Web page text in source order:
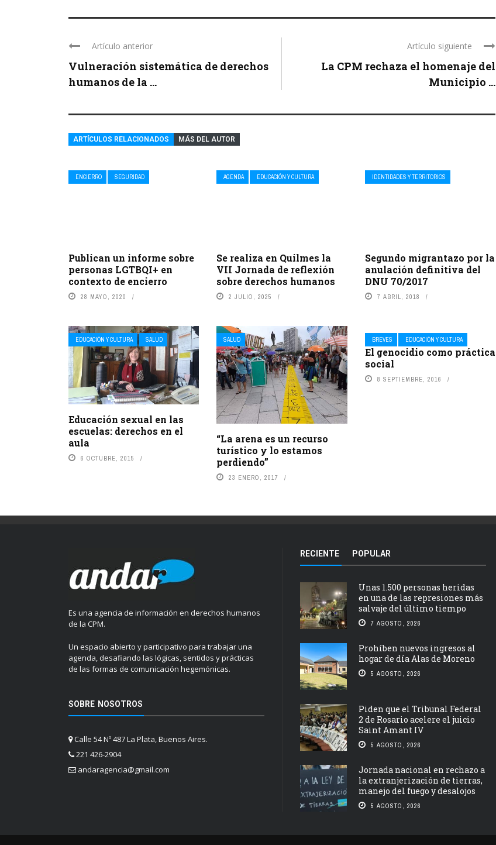
Artículo anterior
Vulneración sistemática de derechos
humanos de la ...
Artículo siguiente
La CPM rechaza el homenaje del
Municipio ...
ARTÍCULOS RELACIONADOS MÁS DEL AUTOR
ENCIERRO SEGURIDAD
Publican un informe sobre
personas LGTBQI+ en
contexto de encierro
28 MAYO, 2020
AGENDA EDUCACIÓN Y CULTURA
Se realiza en Quilmes la
VII Jornada de reflexión
sobre derechos humanos
2 JULIO, 2025
IDENTIDADES Y TERRITORIOS
Segundo migrantazo por la
anulación definitiva del
DNU 70/2017
7 ABRIL, 2018
EDUCACIÓN Y CULTURA SALUD
Educación sexual en las
escuelas: derechos en el
aula
6 OCTUBRE, 2015
SALUD
“La arena es un recurso
turístico y lo estamos
perdiendo”
23 ENERO, 2017
BREVES EDUCACIÓN Y CULTURA
El genocidio como práctica
social
8 SEPTIEMBRE, 2016
Es una agencia de información en derechos humanos
de la CPM.
Un espacio abierto y participativo para trabajar una
agenda, desafiando las lógicas, sentidos y prácticas
de las formas de comunicación hegemónicas.
SOBRE NOSOTROS
Calle 54 Nº 487 La Plata, Buenos Aires.
221 426-2904
andaragencia@gmail.com
RECIENTE POPULAR
Unas 1.500 personas heridas
en una de las represiones más
salvaje del último tiempo
7 AGOSTO, 2026
Prohíben nuevos ingresos al
hogar de día Alas de Moreno
5 AGOSTO, 2026
Piden que el Tribunal Federal
2 de Rosario acelere el juicio
Saint Amant IV
5 AGOSTO, 2026
Jornada nacional en rechazo a
la extranjerización de tierras,
manejo del fuego y desalojos
5 AGOSTO, 2026